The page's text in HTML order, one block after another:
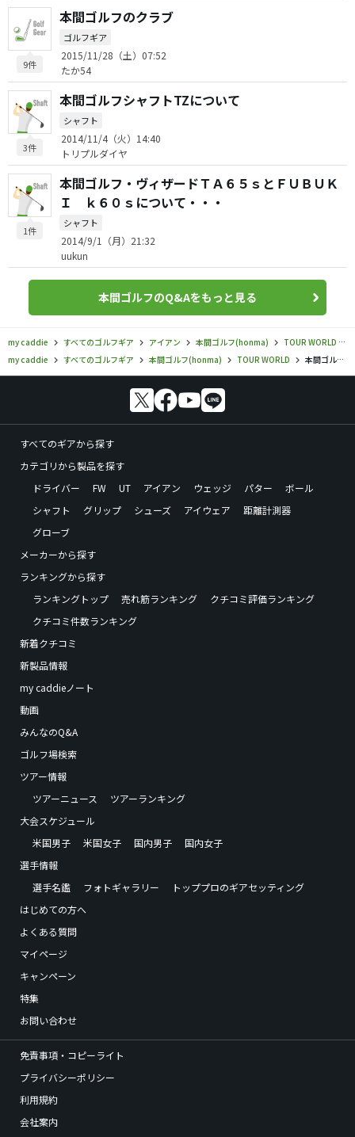
9件
本間ゴルフのクラブ
ゴルフギア
2015/11/28（土）07:52
たか54
3件
本間ゴルフシャフトTZについて
シャフト
2014/11/4（火）14:40
トリプルダイヤ
1件
本間ゴルフ・ヴィザードＴＡ６５ｓとＦＵＢＵＫ
Ｉ ｋ６０ｓについて・・・
シャフト
2014/9/1（月）21:32
uukun
本間ゴルフのQ&Aをもっと見る
my caddie すべてのゴルフギア アイアン 本間ゴルフ(honma) TOUR WORLD
my caddie
すべてのゴルフギア 本間ゴルフ(honma) TOUR WORLD 本間ゴルフ／TOUR WORLD／TW777 PCB MAX アイアンの口コミ評価
すべてのギアから探す
カテゴリから製品を探す
ドライバー
FW UT アイアン ウェッジ パター
ボール
シャフト
グリップ シューズ アイウェア
距離計測器
グローブ
メーカーから探す
ランキングから探す
ランキングトップ
売れ筋ランキング
クチコミ評価ランキング
クチコミ件数ランキング
新着クチコミ
新製品情報
my caddieノート
動画
みんなのQ&A
ゴルフ場検索
ツアー情報
ツアーニュース
ツアーランキング
大会スケジュール
米国男子
米国女子 国内男子
国内女子
選手情報
選手名鑑
フォトギャラリー
トッププロのギアセッティング
はじめての方へ
よくある質問
マイページ
キャンペーン
特集
お問い合わせ
免責事項・コピーライト
プライバシーポリシー
利用規約
会社案内